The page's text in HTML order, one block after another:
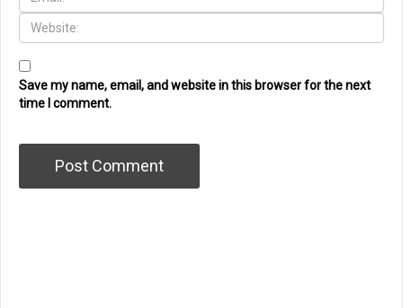
Save my name, email, and website in this browser for the next
time I comment.